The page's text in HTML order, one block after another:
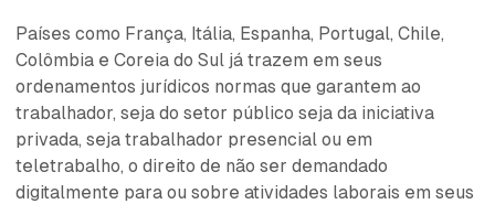
Países como França, Itália, Espanha, Portugal, Chile,
Colômbia e Coreia do Sul já trazem em seus
ordenamentos jurídicos normas que garantem ao
trabalhador, seja do setor público seja da iniciativa
privada, seja trabalhador presencial ou em
teletrabalho, o direito de não ser demandado
digitalmente para ou sobre atividades laborais em seus